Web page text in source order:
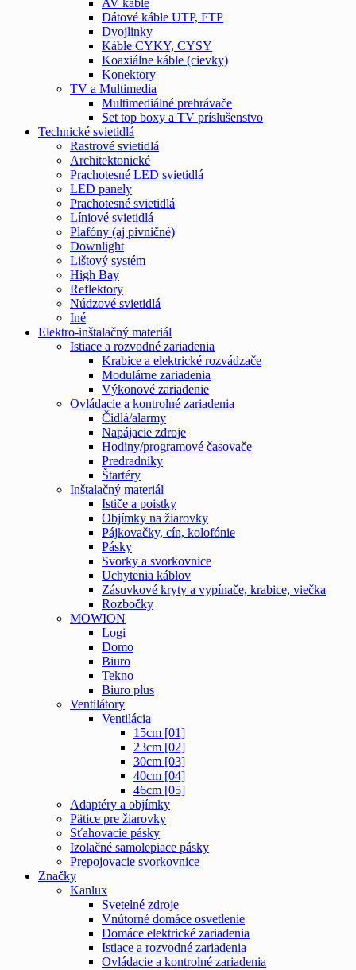
AV káble
Dátové káble UTP, FTP
Dvojlinky
Káble CYKY, CYSY
Koaxiálne káble (cievky)
Konektory
TV a Multimedia
Multimediálné prehrávače
Set top boxy a TV príslušenstvo
Technické svietidlá
Rastrové svietidlá
Architektonické
Prachotesné LED svietidlá
LED panely
Prachotesné svietidlá
Líniové svietidlá
Plafóny (aj pivničné)
Downlight
Lištový systém
High Bay
Reflektory
Núdzové svietidlá
Iné
Elektro-inštalačný materiál
Istiace a rozvodné zariadenia
Krabice a elektrické rozvádzače
Modulárne zariadenia
Výkonové zariadenie
Ovládacie a kontrolné zariadenia
Čidlá/alarmy
Napájacie zdroje
Hodiny/programové časovače
Predradníky
Štartéry
Inštalačný materiál
Ističe a poistky
Objímky na žiarovky
Pájkovačky, cín, kolofónie
Pásky
Svorky a svorkovnice
Uchytenia káblov
Zásuvkové kryty a vypínače, krabice, viečka
Rozbočky
MOWION
Logi
Domo
Biuro
Tekno
Biuro plus
Ventilátory
Ventilácia
15cm [01]
23cm [02]
30cm [03]
40cm [04]
46cm [05]
Adaptéry a objímky
Pätice pre žiarovky
Sťahovacie pásky
Izolačné samolepiace pásky
Prepojovacie svorkovnice
Značky
Kanlux
Svetelné zdroje
Vnútorné domáce osvetlenie
Domáce elektrické zariadenia
Istiace a rozvodné zariadenia
Ovládacie a kontrolné zariadenia